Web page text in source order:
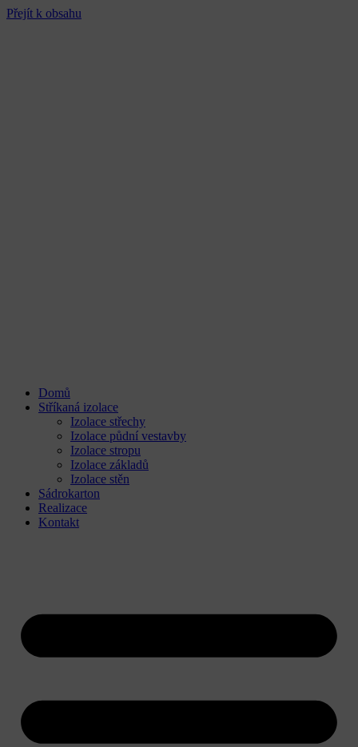
Přejít k obsahu
Domů
Stříkaná izolace
Izolace střechy
Izolace půdní vestavby
Izolace stropu
Izolace základů
Izolace stěn
Sádrokarton
Realizace
Kontakt